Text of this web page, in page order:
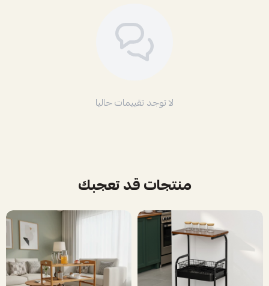
لا توجد تقييمات حاليا
منتجات قد تعجبك